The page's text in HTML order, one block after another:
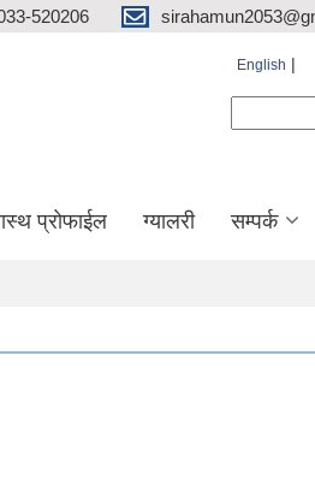
520206
English
प्रोफाईल ग्यालरी सम्पर्क